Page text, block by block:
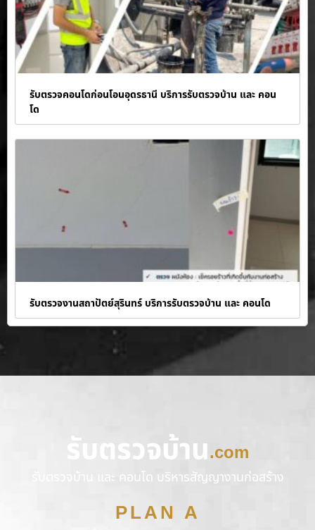
รับตรวจคอนโดก่อนโอนอุดรธานี บริการรับตรวจบ้าน และ คอน
โด
รับตรวจงานสถาปัตย์สุรินทร์ บริการรับตรวจบ้าน และ คอนโด
รับตรวจบ้าน.com
รับตรวจบ้าน และ คอนโด บริหารสัญญางานก่อสร้าง
PLAN A